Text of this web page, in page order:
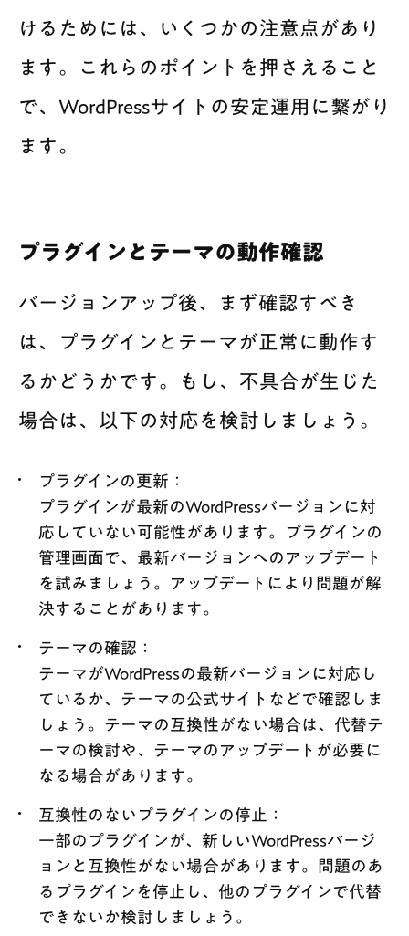
けるためには、いくつかの注意点があり
ます。これらのポイントを押さえること
で、WordPressサイトの安定運用に繋がり
ます。
プラグインとテーマの動作確認
バージョンアップ後、まず確認すべき
は、プラグインとテーマが正常に動作す
るかどうかです。もし、不具合が生じた
場合は、以下の対応を検討しましょう。
プラグインの更新 ：
プラグインが最新のWordPressバージョンに対
応していない可能性があります。プラグインの
管理画面で、最新バージョンへのアップデート
を試みましょう。アップデートにより問題が解
決することがあります。
テーマの確認 ：
テーマがWordPressの最新バージョンに対応し
ているか、テーマの公式サイトなどで確認しま
しょう。テーマの互換性がない場合は、代替テ
ーマの検討や、テーマのアップデートが必要に
なる場合があります。
互換性のないプラグインの停止 ：
一部のプラグインが、新しいWordPressバージ
ョンと互換性がない場合があります。問題のあ
るプラグインを停止し、他のプラグインで代替
できないか検討しましょう。